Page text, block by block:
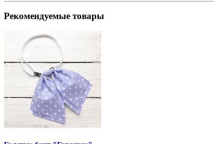
Рекомендуемые товары